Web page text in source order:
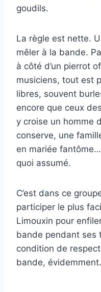
goudils.
La règle est nette.
mêler à la bande.
à côté d’un pierrot
musiciens, tout est
libres, souvent
encore que ceux
y croise un homme
conserve, une
en mariée
quoi assumé.
C’est dans ce
participer le plus
Limouxin pour
bande pendant ses
condition de
bande, évidemment.